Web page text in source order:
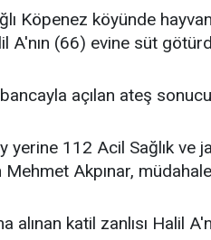
Köpenez köyünde
A'nın (66) evine süt
açılan ateş
yerine 112 Acil Sağlık
Akpınar,
alınan katil zanlısı Halil